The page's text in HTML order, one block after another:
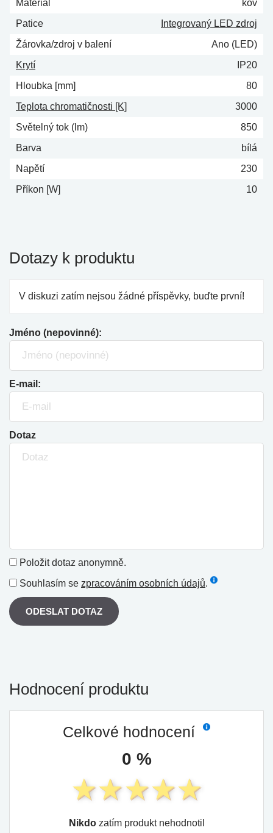
Materiál
kov
Patice
Integrovaný LED zdroj
Žárovka/zdroj v balení
Ano (LED)
Krytí
IP20
Hloubka [mm]
80
Teplota chromatičnosti [K]
3000
Světelný tok (lm)
850
Barva
bílá
Napětí
230
Příkon [W]
10
Dotazy k produktu
V diskuzi zatím nejsou žádné příspěvky, buďte první!
Jméno (nepovinné):
E-mail:
Dotaz
Položit dotaz anonymně.
Souhlasím se zpracováním osobních údajů.
ODESLAT DOTAZ
Hodnocení produktu
Celkové hodnocení
0 %
Nikdozatím produkt nehodnotil